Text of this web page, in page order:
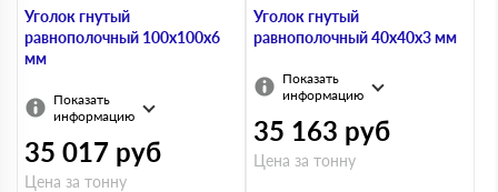
Уголок гнутый
равнополочный 100х100х6
мм
Показать
информацию
35 017 руб
Цена за тонну
Уголок гнутый
равнополочный 40х40х3 мм
Показать
информацию
35 163 руб
Цена за тонну